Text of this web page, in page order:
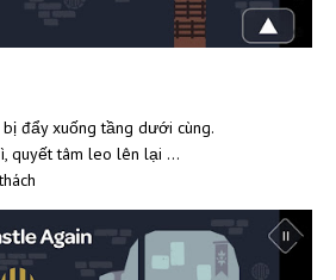
đẩy xuống tầng dưới cùng.
quyết tâm leo lên lại ...